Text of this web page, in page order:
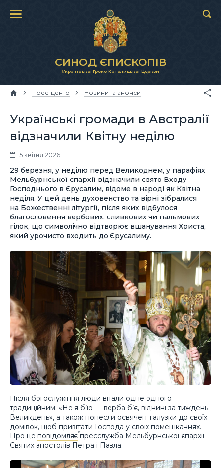
СИНОД ЄПИСКОПІВ
Української Греко-Католицької Церкви
Прес-центр Новини та анонси
Українські громади в Австралії
відзначили Квітну неділю
5 квітня 2026
29 березня, у неділю перед Великоднем, у парафіях
Мельбурнської єпархії відзначили свято Входу
Господнього в Єрусалим, відоме в народі як Квітна
неділя. У цей день духовенство та вірні зібралися
на Божественні літургії, після яких відбулося
благословення вербових, оливкових чи пальмових
гілок, що символічно відтворює вшанування Христа,
який урочисто входить до Єрусалиму.
Після богослужіння люди вітали одне одного
традиційним: «Не я б’ю — верба б’є, віднині за тиждень
Великдень», а також понесли освячені галузки до своїх
домівок, щоб привітати Господа у своїх помешканнях.
Про це повідомляєпресслужба Мельбурнської єпархії
Святих апостолів Петра і Павла.